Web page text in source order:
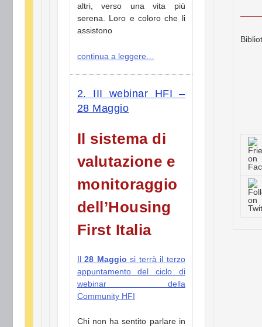
altri, verso una vita più
serena. Loro e coloro che li
assistono
continua a leggere…
2. III webinar HFI –
28 Maggio
Il sistema di
valutazione e
monitoraggio
dell’Housing
First Italia
Il28 Maggio si terrà il terzo
appuntamento del ciclo di
webinar della
Community HFI
Chi non ha sentito parlare in